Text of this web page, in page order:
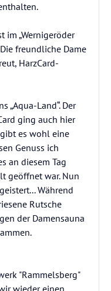
im „Wernigeröder
freundliche Dame
HarzCard-
„Aqua-Land“. Der
ging auch hier
es wohl eine
Genuss ich
an diesem Tag
geöffnet war. Nun
Während
Rutsche
der Damensauna
"Rammelsberg"
wieder einen